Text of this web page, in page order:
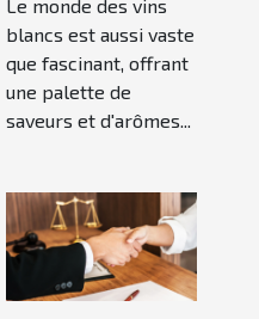
renommés
Le monde des vins
blancs est aussi vaste
que fascinant, offrant
une palette de
saveurs et d'arômes...